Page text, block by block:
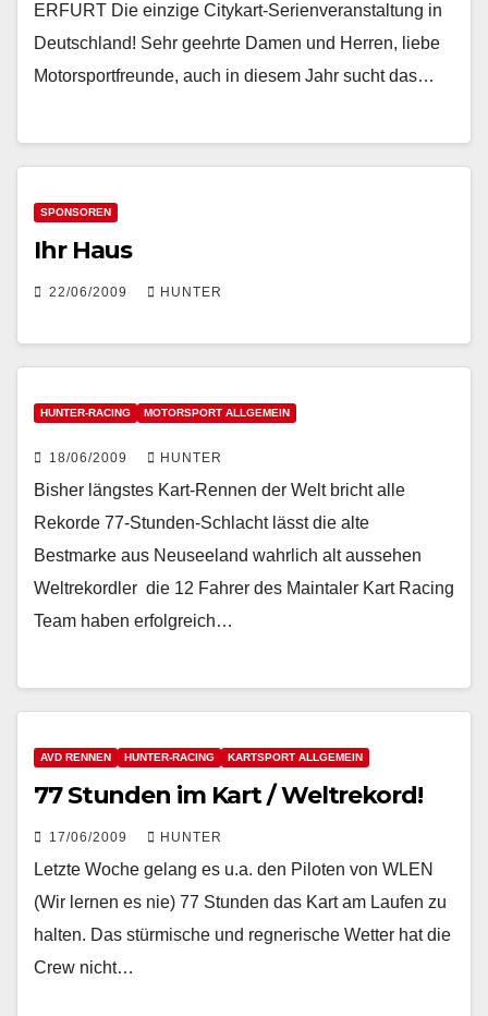
ERFURT Die einzige Citykart-Serienveranstaltung in
Deutschland! Sehr geehrte Damen und Herren, liebe
Motorsportfreunde, auch in diesem Jahr sucht das…
SPONSOREN
Ihr Haus
22/06/2009 HUNTER
HUNTER-RACING MOTORSPORT ALLGEMEIN
18/06/2009 HUNTER
Bisher längstes Kart-Rennen der Welt bricht alle
Rekorde 77-Stunden-Schlacht lässt die alte
Bestmarke aus Neuseeland wahrlich alt aussehen
Weltrekordler  die 12 Fahrer des Maintaler Kart Racing
Team haben erfolgreich…
AVD RENNEN HUNTER-RACING KARTSPORT ALLGEMEIN
77 Stunden im Kart / Weltrekord!
17/06/2009 HUNTER
Letzte Woche gelang es u.a. den Piloten von WLEN
(Wir lernen es nie) 77 Stunden das Kart am Laufen zu
halten. Das stürmische und regnerische Wetter hat die
Crew nicht…